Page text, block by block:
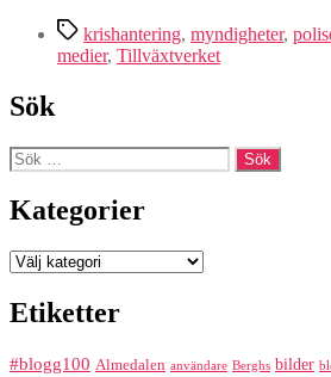
Etiketter
krishantering, myndigheter,
medier, Tillväxtverket
Sök
Sök
efter:
Kategorier
Kategorier
Etiketter
#blogg100 Almedalen användare Berghs bilder